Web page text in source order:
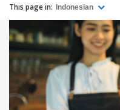
This page in: Indonesian